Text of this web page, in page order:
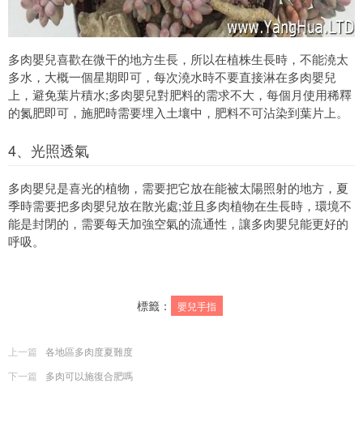
多肉嬰兒喜歡在微干的地方生長，所以在植株生長時，不能澆太
多水，大概一個星期即可，每次澆水時不要直接淋在多肉嬰兒
上，避免葉片積水;多肉嬰兒對肥料的需求不大，每個月使用稀釋
的氮肥即可，施肥時需要埋入土壤中，肥料不可沾染到葉片上。
4、光照透氣
多肉嬰兒是喜光的植物，需要把它放在能被太陽照射的地方，夏
季時需要把多肉嬰兒放在散光處;並且多肉植物在生長時，環境不
能是封閉的，需要每天加強空氣的流通性，讓多肉嬰兒能更好的
呼吸。
標籤： 嬰兒手指
上一篇
各地區多肉度夏難度
下一篇
多肉可以施復合肥嗎